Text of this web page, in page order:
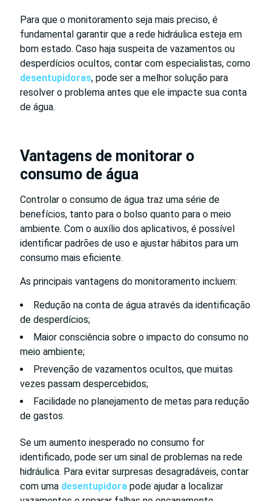
Para que o monitoramento seja mais preciso, é
fundamental garantir que a rede hidráulica esteja em
bom estado. Caso haja suspeita de vazamentos ou
desperdícios ocultos, contar com especialistas, como
desentupidoras, pode ser a melhor solução para
resolver o problema antes que ele impacte sua conta
de água.
Vantagens de monitorar o
consumo de água
Controlar o consumo de água traz uma série de
benefícios, tanto para o bolso quanto para o meio
ambiente. Com o auxílio dos aplicativos, é possível
identificar padrões de uso e ajustar hábitos para um
consumo mais eficiente.
As principais vantagens do monitoramento incluem:
Redução na conta de água através da identificação
de desperdícios;
Maior consciência sobre o impacto do consumo no
meio ambiente;
Prevenção de vazamentos ocultos, que muitas
vezes passam despercebidos;
Facilidade no planejamento de metas para redução
de gastos.
Se um aumento inesperado no consumo for
identificado, pode ser um sinal de problemas na rede
hidráulica. Para evitar surpresas desagradáveis, contar
com uma desentupidora pode ajudar a localizar